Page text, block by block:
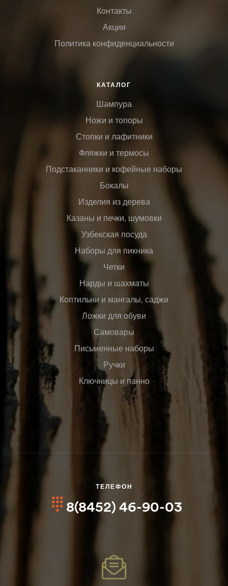
Контакты
Акции
Политика конфиденциальности
КАТАЛОГ
Шампура
Ножи и топоры
Стопки и лафитники
Фляжки и термосы
Подстаканники и кофейные наборы
Бокалы
Изделия из дерева
Казаны и печки, шумовки
Узбекская посуда
Наборы для пикника
Четки
Нарды и шахматы
Коптильни и мангалы, саджи
Ложки для обуви
Самовары
Письменные наборы
Ручки
Ключницы и панно
ТЕЛЕФОН
8(8452) 46-90-03